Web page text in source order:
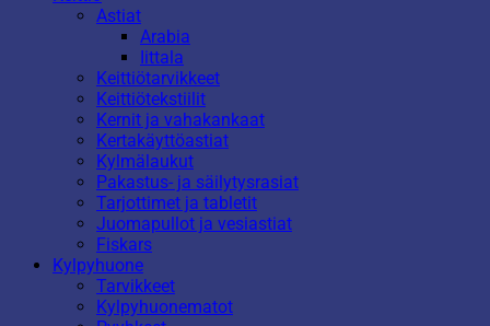
Astiat
Arabia
Iittala
Keittiötarvikkeet
Keittiötekstiilit
Kernit ja vahakankaat
Kertakäyttöastiat
Kylmälaukut
Pakastus- ja säilytysrasiat
Tarjottimet ja tabletit
Juomapullot ja vesiastiat
Fiskars
Kylpyhuone
Tarvikkeet
Kylpyhuonematot